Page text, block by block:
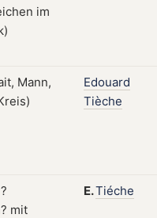
Edouard
Tièche
E.Tiéche